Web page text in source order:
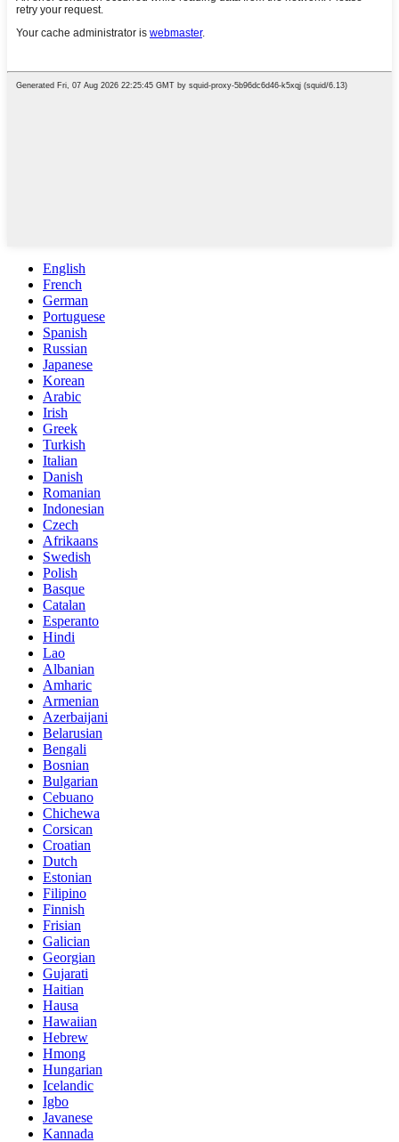
English
French
German
Portuguese
Spanish
Russian
Japanese
Korean
Arabic
Irish
Greek
Turkish
Italian
Danish
Romanian
Indonesian
Czech
Afrikaans
Swedish
Polish
Basque
Catalan
Esperanto
Hindi
Lao
Albanian
Amharic
Armenian
Azerbaijani
Belarusian
Bengali
Bosnian
Bulgarian
Cebuano
Chichewa
Corsican
Croatian
Dutch
Estonian
Filipino
Finnish
Frisian
Galician
Georgian
Gujarati
Haitian
Hausa
Hawaiian
Hebrew
Hmong
Hungarian
Icelandic
Igbo
Javanese
Kannada